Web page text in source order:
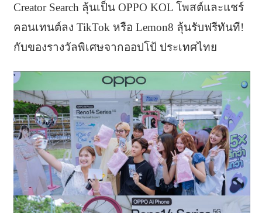
Creator Search ลุ้นเป็น OPPO KOL โพสต์และแชร์
คอนเทนต์ลง TikTok หรือ Lemon8 ลุ้นรับฟรีทันที!
กับของรางวัลพิเศษจากออปโป้ ประเทศไทย